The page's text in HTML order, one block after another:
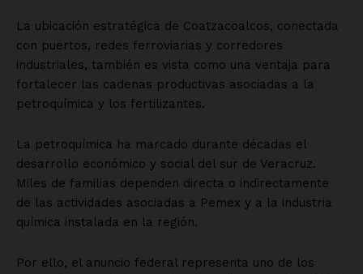
La ubicación estratégica de Coatzacoalcos, conectada
con puertos, redes ferroviarias y corredores
industriales, también es vista como una ventaja para
fortalecer las cadenas productivas asociadas a la
petroquímica y los fertilizantes.
La petroquímica ha marcado durante décadas el
desarrollo económico y social del sur de Veracruz.
Miles de familias dependen directa o indirectamente
de las actividades asociadas a Pemex y a la industria
química instalada en la región.
Por ello, el anuncio federal representa uno de los